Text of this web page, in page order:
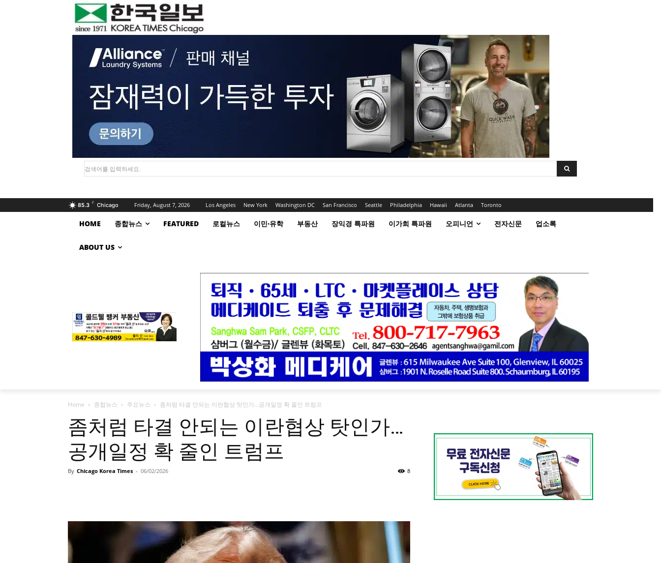
검색어를 입력하세요.
85.3 F Chicago Friday, August 7, 2026 Los Angeles New York Washington DC San Francisco Seattle Philadelphia Hawaii Atlanta Toronto
HOME 종합뉴스 FEATURED 로컬뉴스 이민·유학 부동산 장익경 특파원 이가희 특파원 오피니언 전자신문 업소록
ABOUT US
Home 종합뉴스 주요뉴스 좀처럼 타결 안되는 이란협상 탓인가…공개일정 확 줄인 트럼프
좀처럼 타결 안되는 이란협상 탓인가…
공개일정 확 줄인 트럼프
By Chicago Korea Times - 06/02/2026 8